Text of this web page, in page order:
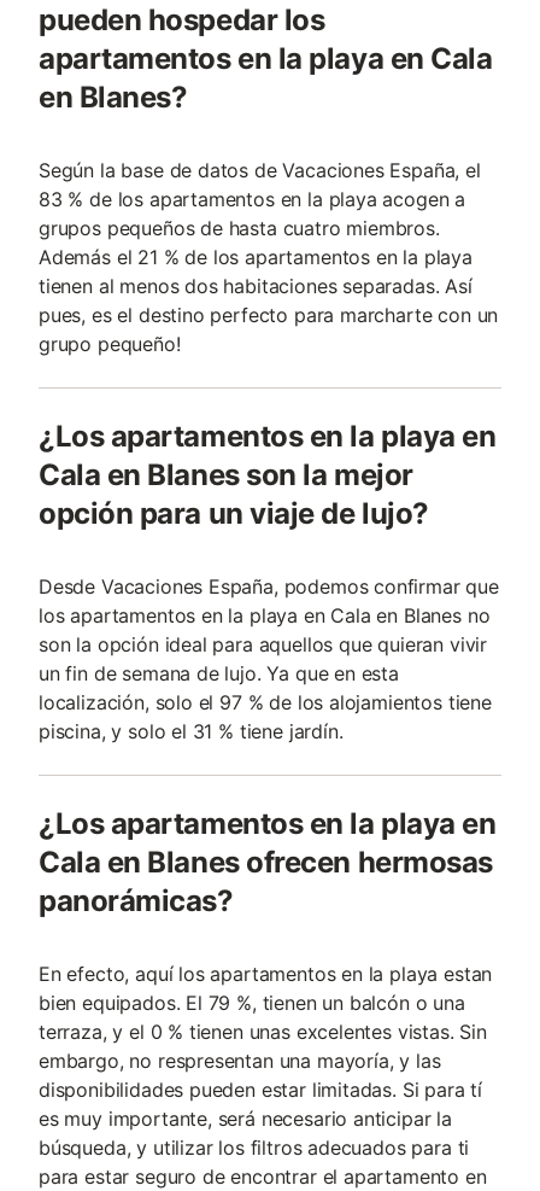
pueden hospedar los
apartamentos en la playa en Cala
en Blanes?
Según la base de datos de Vacaciones España, el
83 % de los apartamentos en la playa acogen a
grupos pequeños de hasta cuatro miembros.
Además el 21 % de los apartamentos en la playa
tienen al menos dos habitaciones separadas. Así
pues, es el destino perfecto para marcharte con un
grupo pequeño!
¿Los apartamentos en la playa en
Cala en Blanes son la mejor
opción para un viaje de lujo?
Desde Vacaciones España, podemos confirmar que
los apartamentos en la playa en Cala en Blanes no
son la opción ideal para aquellos que quieran vivir
un fin de semana de lujo. Ya que en esta
localización, solo el 97 % de los alojamientos tiene
piscina, y solo el 31 % tiene jardín.
¿Los apartamentos en la playa en
Cala en Blanes ofrecen hermosas
panorámicas?
En efecto, aquí los apartamentos en la playa estan
bien equipados. El 79 %, tienen un balcón o una
terraza, y el 0 % tienen unas excelentes vistas. Sin
embargo, no respresentan una mayoría, y las
disponibilidades pueden estar limitadas. Si para tí
es muy importante, será necesario anticipar la
búsqueda, y utilizar los filtros adecuados para ti
para estar seguro de encontrar el apartamento en